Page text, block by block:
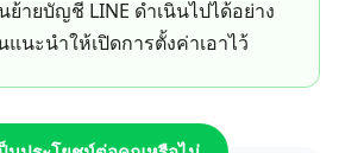
ย้ายบัญชี LINE ดำเนินไปได้อย่าง
นะนำให้เปิดการตั้งค่าเอาไว้